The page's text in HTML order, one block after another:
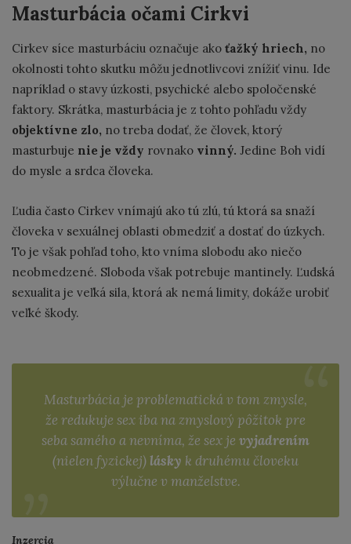
Masturbácia očami Cirkvi
Cirkev síce masturbáciu označuje ako ťažký hriech, no
okolnosti tohto skutku môžu jednotlivcovi znížiť vinu. Ide
napríklad o stavy úzkosti, psychické alebo spoločenské
faktory. Skrátka, masturbácia je z tohto pohľadu vždy
objektívne zlo, no treba dodať, že človek, ktorý
masturbuje nie je vždy rovnako vinný. Jedine Boh vidí
do mysle a srdca človeka.
Ľudia často Cirkev vnímajú ako tú zlú, tú ktorá sa snaží
človeka v sexuálnej oblasti obmedziť a dostať do úzkych.
To je však pohľad toho, kto vníma slobodu ako niečo
neobmedzené. Sloboda však potrebuje mantinely. Ľudská
sexualita je veľká sila, ktorá ak nemá limity, dokáže urobiť
veľké škody.
Masturbácia je problematická v tom zmysle,
že redukuje sex iba na zmyslový pôžitok pre
seba samého a nevníma, že sex je vyjadrením
(nielen fyzickej)lásky k druhému človeku
výlučne v manželstve.
Inzercia